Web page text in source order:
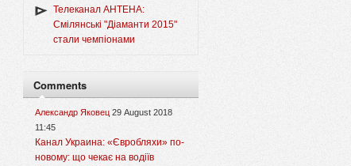
Телеканал АНТЕНА:
Смілянські "Діаманти 2015"
стали чемпіонами
Comments
Александр Яковец 29 August 2018
11:45
Канал Украина: «Євробляхи» по-
новому: що чекає на водіїв